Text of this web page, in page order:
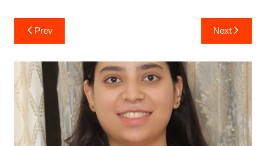
Post
navigation
Prev Next